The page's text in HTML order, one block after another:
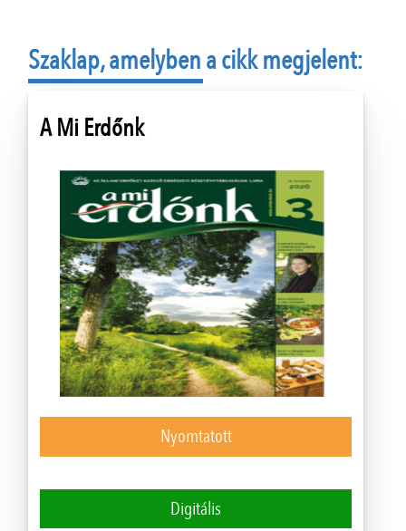
Szaklap, amelyben a cikk megjelent:
A Mi Erdőnk
Nyomtatott
Digitális